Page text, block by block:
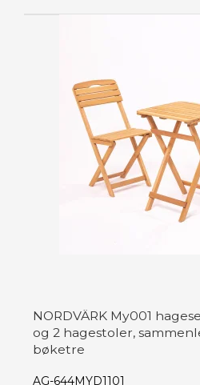
NORDVÄRK My001
og 2 hagestoler,
bøketre
AG-644MYD1101